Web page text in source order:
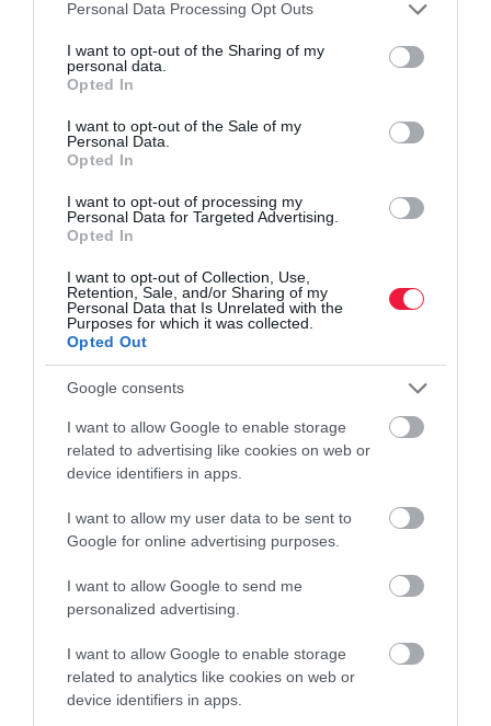
Please note that this website/app uses one or more Google
not limited to your visit or usage behaviour. You may click to
grant or deny consent to Google and its third-party tags to
use your data for below specified purposes in below Google
consent section.
Personal Data Processing Opt Outs
I want to opt-out of the Sharing of my
personal data.
Opted In
I want to opt-out of the Sale of my
Personal Data.
Opted In
I want to opt-out of processing my
Personal Data for Targeted Advertising.
Opted In
I want to opt-out of Collection, Use,
Retention, Sale, and/or Sharing of my
Personal Data that Is Unrelated with the
Purposes for which it was collected.
Opted Out
Google consents
I want to allow Google to enable storage
related to advertising like cookies on web or
device identifiers in apps.
I want to allow my user data to be sent to
Google for online advertising purposes.
I want to allow Google to send me
personalized advertising.
I want to allow Google to enable storage
related to analytics like cookies on web or
device identifiers in apps.
john deere